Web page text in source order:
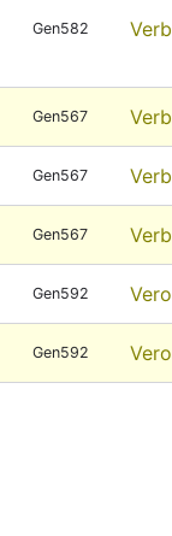
Gen582
Gen567
Gen567
Gen567
Gen592
Gen592